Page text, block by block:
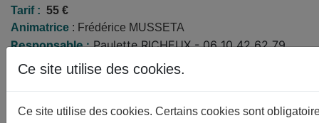
Tarif : 55 €
Animatrice : Frédérice MUSSETA
Responsable :Paulette RICHEUX - 06 10 42 62 79
p.richeux@orange.fr
Détail
Ce site utilise des cookies.
Ce site utilise des cookies. Certains cookies sont